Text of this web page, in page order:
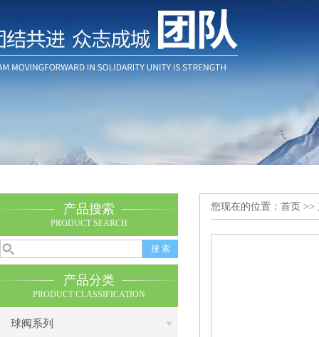
产品搜索
PRODUCT SEARCH
产品分类
PRODUCT CLASSIFICATION
球阀系列
您现在的位置： 首页 >>